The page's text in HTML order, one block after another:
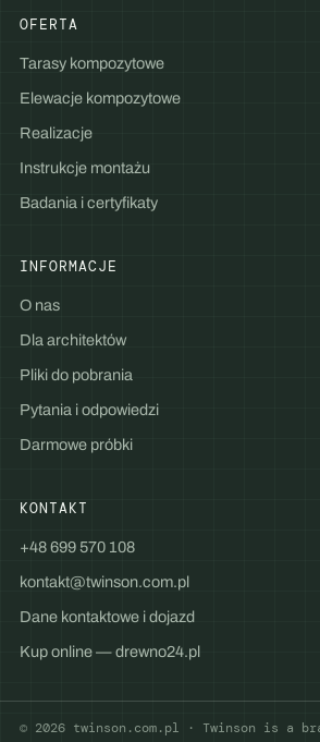
OFERTA
Tarasy kompozytowe
Elewacje kompozytowe
Realizacje
Instrukcje montażu
Badania i certyfikaty
INFORMACJE
O nas
Dla architektów
Pliki do pobrania
Pytania i odpowiedzi
Darmowe próbki
KONTAKT
+48 699 570 108
kontakt@twinson.com.pl
Dane kontaktowe i dojazd
Kup online — drewno24.pl
© 2026 twinson.com.pl · Twinson is a